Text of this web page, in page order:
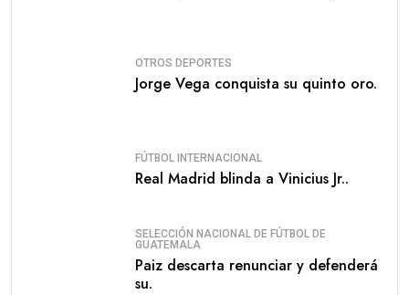
OTROS DEPORTES
Jorge Vega conquista su quinto oro.
FÚTBOL INTERNACIONAL
Real Madrid blinda a Vinicius Jr..
SELECCIÓN NACIONAL DE FÚTBOL DE
GUATEMALA
Paiz descarta renunciar y defenderá
su.